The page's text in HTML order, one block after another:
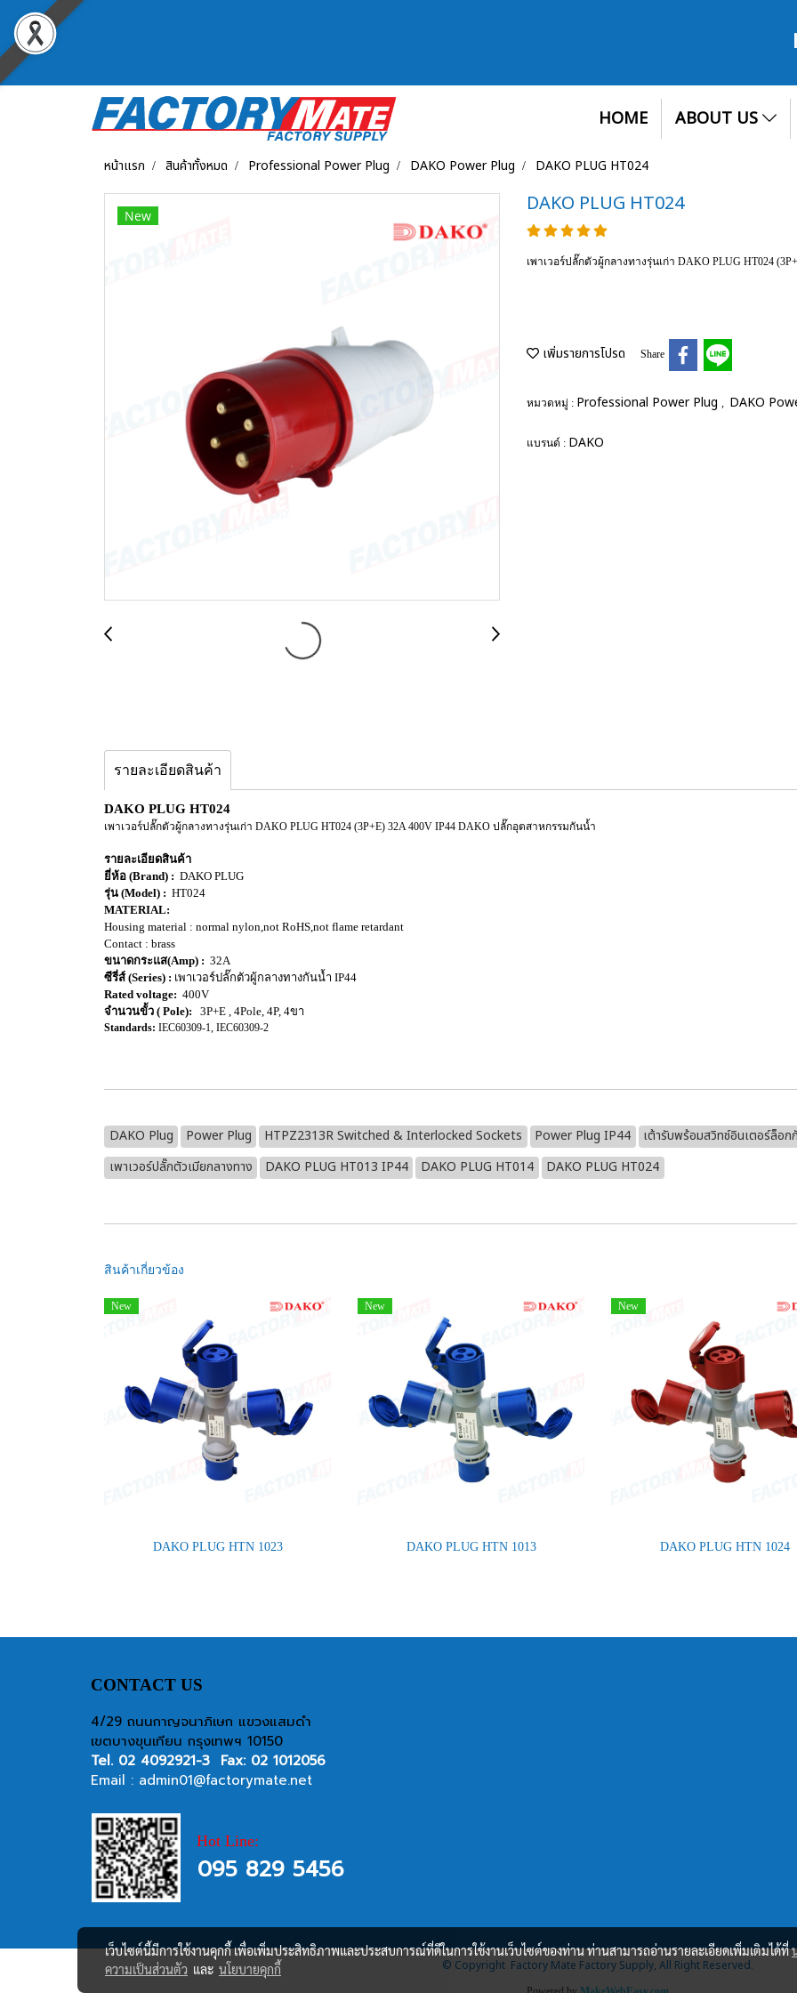
HOME ABOUT US
หน้าแรก สินค้าทั้งหมด Professional Power Plug DAKO Power Plug DAKO PLUG HT024
New DAKO PLUG HT024
เพาเวอร์ปลั๊กตัวผู้กลางทางรุ่นเก่า DAKO PLUG HT024
เพิ่มรายการโปรด Share
หมวดหมู่ : Professional Power Plug DAKO
แบรนด์ : DAKO
รายละเอียดสินค้า
DAKO PLUG HT024
เพาเวอร์ปลั๊กตัวผู้กลางทางรุ่นเก่า DAKO PLUG HT024 (3P+E) 32A 400V IP44 DAKO ปลั๊กอุตสาหกรรมกันน้ำ
รายละเอียดสินค้า
ยี่ห้อ (Brand) : DAKO PLUG
รุ่น (Model) : HT024
MATERIAL:
Housing material : normal nylon,not RoHS,not flame retardant
Contact : brass
ขนาดกระแส(Amp) : 32A
ซีรี่ส์ (Series) : เพาเวอร์ปลั๊กตัวผู้กลางทางกันน้ำ IP44
Rated voltage: 400V
จำนวนขั้ว ( Pole): 3P+E , 4Pole, 4P, 4ขา
Standards: IEC60309-1, IEC60309-2
DAKO Plug Power Plug HTPZ2313R Switched & Interlocked Sockets Power Plug IP44 เต้ารับพร้อมสวิทช์อินเตอร์ล็อก
เพาเวอร์ปลั๊กตัวเมียกลางทาง
DAKO PLUG HT013 IP44 DAKO PLUG HT014 DAKO PLUG HT024
สินค้าเกี่ยวข้อง
New
DAKO PLUG HTN 1023
New
DAKO PLUG HTN 1013
New
DAKO PLUG HTN 1024
CONTACT US
4/29 ถนนกาญจนาภิเษก แขวงแสมดำ
เขตบางขุนเทียน กรุงเทพฯ 10150
Tel. 02 4092921-3 Fax: 02 1012056
Email : admin01@factorymate.net
Hot Line:
095 829 5456
© Copyright Factory Mate Factory Supply, All Right Reserved.
เว็บไซต์นี้มีการใช้งานคุกกี้ เพื่อเพิ่มประสิทธิภาพและประสบการณ์ที่ดีในการใช้งานเว็บไซต์ของท่าน ท่านสามารถอ่านรายละเอียดเพิ่มเติมได้ที่
ความเป็นส่วนตัว และ นโยบายคุกกี้